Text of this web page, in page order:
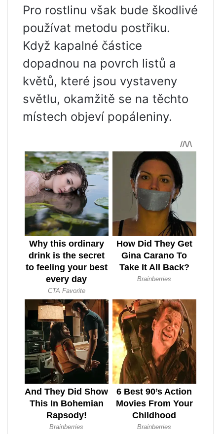
Pro rostlinu však bude škodlivé
používat metodu postřiku.
Když kapalné částice
dopadnou na povrch listů a
květů, které jsou vystaveny
světlu, okamžitě se na těchto
místech objeví popáleniny.